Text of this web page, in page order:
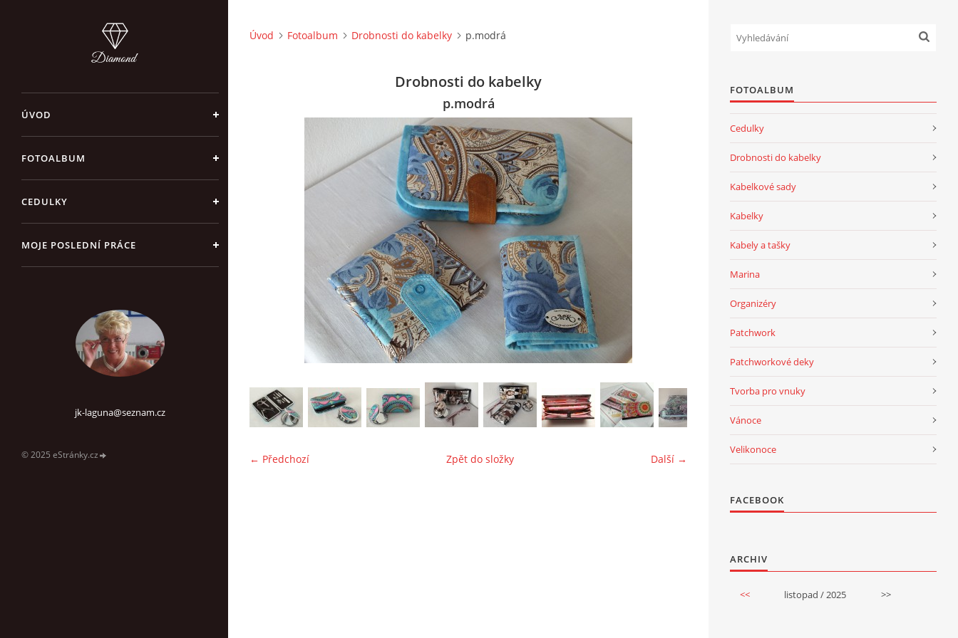
ÚVOD
FOTOALBUM
CEDULKY
MOJE POSLEDNÍ PRÁCE
jk-laguna@seznam.cz
© 2025 eStránky.cz
Úvod Fotoalbum Drobnosti do kabelky p.modrá
Drobnosti do kabelky
p.modrá
← Předchozí Další →
Zpět do složky
FOTOALBUM
Cedulky
Drobnosti do kabelky
Kabelkové sady
Kabelky
Kabely a tašky
Marina
Organizéry
Patchwork
Patchworkové deky
Tvorba pro vnuky
Vánoce
Velikonoce
FACEBOOK
ARCHIV
<< listopad / 2025 >>